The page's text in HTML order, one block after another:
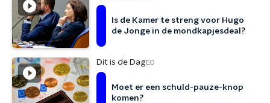
Is de Kamer te streng voor Hugo
de Jonge in de mondkapjesdeal?
Dit is de DagEO
Moet er een schuld-pauze-knop
komen?